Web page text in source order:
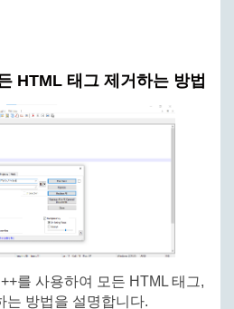
HTML 태그 제거하는 방법
를 사용하여 모든 HTML 태그,
는 방법을 설명합니다.